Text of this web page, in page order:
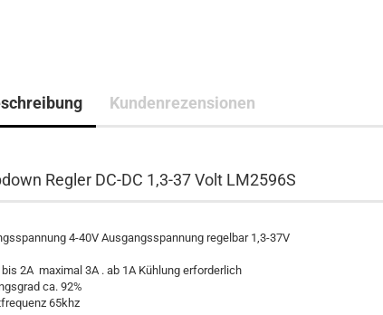
Kundenrezensionen
Regler DC-DC 1,3-37 Volt LM2596S
4-40V Ausgangsspannung regelbar 1,3-37V
2A maximal 3A . ab 1A Kühlung erforderlich
ca. 92%
65khz